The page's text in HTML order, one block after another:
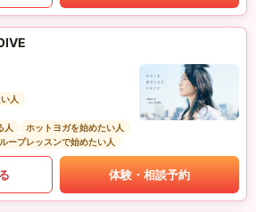
人
人
ホットヨガを始めたい人
ープレッスンで始めたい人
体験・相談予約